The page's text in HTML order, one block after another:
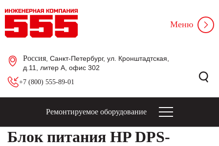
Россия , Санкт-Петербург, ул. Кронштадтская,
д.11, литер А, офис 302
+7 (800) 555-89-01
Меню
Ремонтируемое оборудование
Блок питания HP DPS-